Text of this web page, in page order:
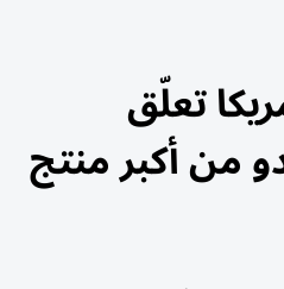
تعلّق
من أكبر منتج